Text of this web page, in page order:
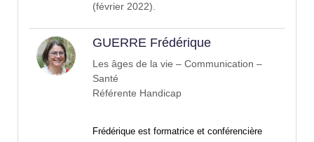
(février 2022).
GUERRE Frédérique
Les âges de la vie – Communication –
Santé
Référente Handicap
Frédérique est formatrice et conférencière